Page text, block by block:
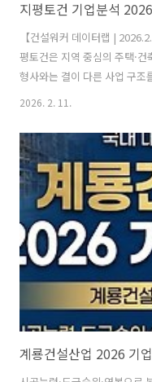
【건설워커 데이터랩 |
평토건은 지역 중심의 주택·
형사와는 결이 다른 사업 구
자체 주거 브랜드를 보유하고
개요 → 시공능력평가 → 연봉
기업 개요설립: 2005년 2월 24
29억 8천만원매출액: 424억
원 수: 67명사업영역: 토목·건
주거용 건물 임대 및 부동산
2026. 2. 11.